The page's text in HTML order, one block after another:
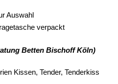
Auswahl
verpackt
Betten Bischoff Köln)
Kissen, Tender, Tenderkiss